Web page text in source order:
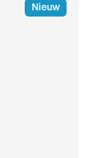
Nieuw